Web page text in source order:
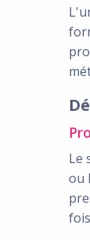
Le
ou